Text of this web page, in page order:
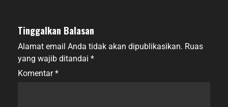
Tinggalkan Balasan
Alamat email Anda tidak akan dipublikasikan. Ruas
yang wajib ditandai *
Komentar*